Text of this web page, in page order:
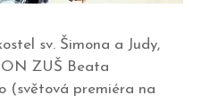
sv. Šimona a Judy,
ZUŠ Beata
(světová premiéra na